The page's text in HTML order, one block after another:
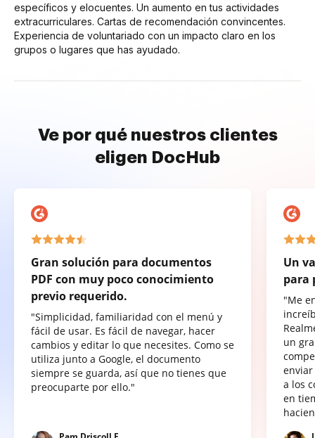
específicos y elocuentes. Un aumento en tus actividades
extracurriculares. Cartas de recomendación convincentes.
Experiencia de voluntariado con un impacto claro en los
grupos o lugares que has ayudado.
Ve por qué nuestros clientes
eligen DocHub
Gran solución para documentos
PDF con muy poco conocimiento
previo requerido.
"Simplicidad, familiaridad con el menú y
fácil de usar. Es fácil de navegar, hacer
cambios y editar lo que necesites. Como se
utiliza junto a Google, el documento
siempre se guarda, así que no tienes que
preocuparte por ello."
Un
para
"Me
un
a los
en